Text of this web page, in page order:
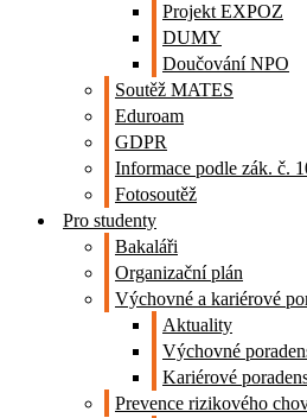
Projekt EXPOZ
DUMY
Doučování NPO
Soutěž MATES
Eduroam
GDPR
Informace podle zák. č.
Fotosoutěž
Pro studenty
Bakaláři
Organizační plán
Výchovné a kariérové
Aktuality
Výchovné
Kariérové
Prevence rizikového